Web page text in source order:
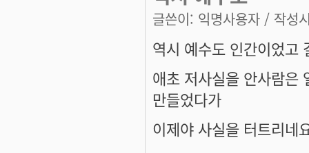
글쓴이: 익명사용자 / 작성
역시 예수도 인간이었고
애초 저사실을 안사람은
만들었다가
이제야 사실을 터트리네